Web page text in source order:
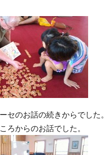
セのお話の続きからでした。
ろからのお話でした。